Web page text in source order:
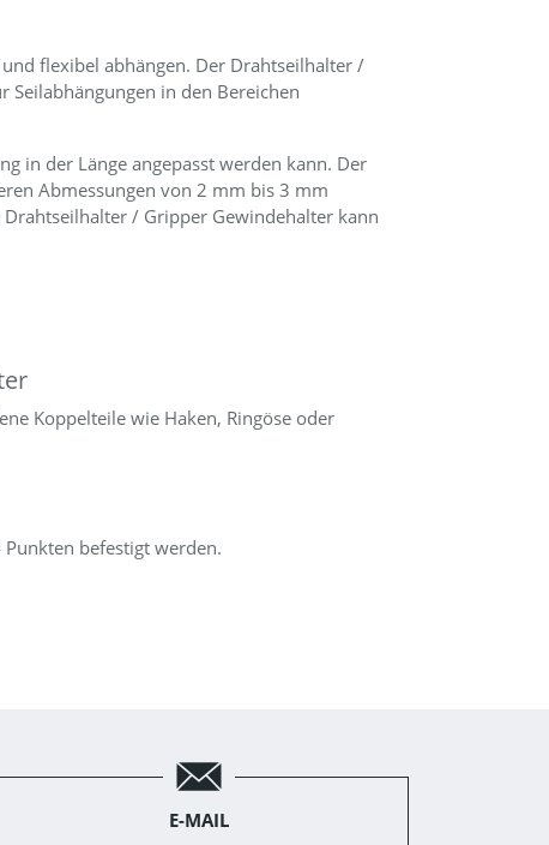
flexibel abhängen. Der Drahtseilhalter /
in den Bereichen
in der Länge angepasst werden kann. Der
Abmessungen von 2 mm bis 3 mm
/ Gripper Gewindehalter kann
Koppelteile wie Haken, Ringöse oder
befestigt werden.
E-MAIL